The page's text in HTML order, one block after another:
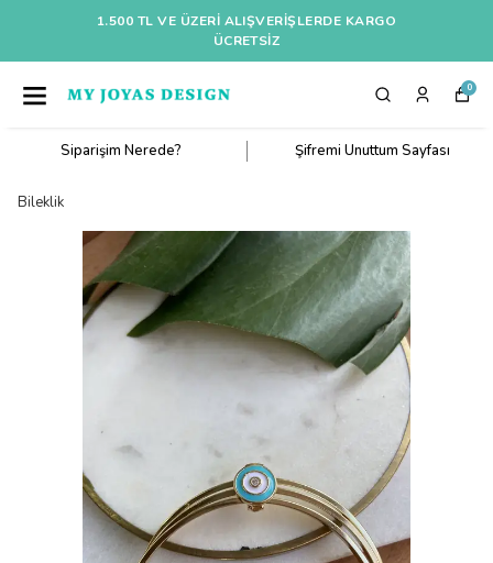
1.500 TL VE ÜZERI ALIŞVERIŞLERDE KARGO
ÜCRETSİZ
0
Siparişim Nerede? Şifremi Unuttum Sayfası
Bileklik